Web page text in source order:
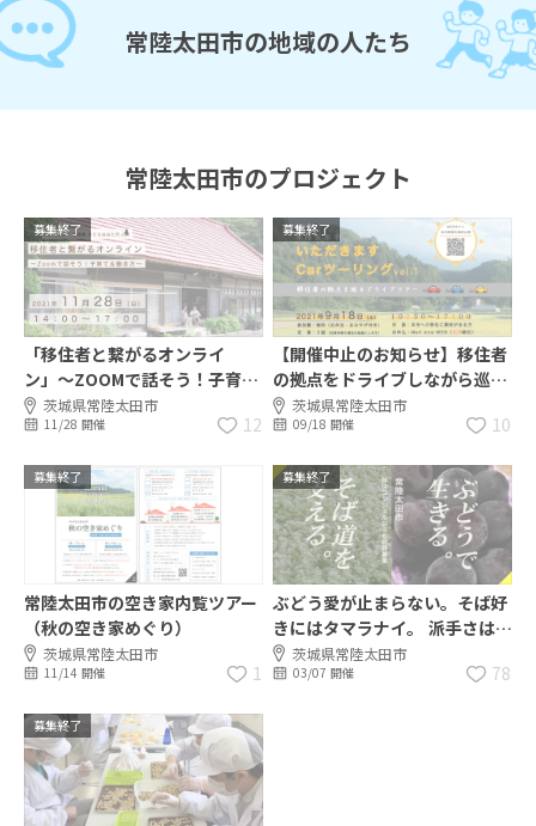
常陸太田市の地域の人たち
常陸太田市のプロジェクト
募集終了
「移住者と繋がるオンライ
ン」〜ZOOMで話そう！子育て
＆働き方〜
茨城県常陸太田市
11/28 開催 12
募集終了
【開催中止のお知らせ】移住者
の拠点をドライブしながら巡
り、学びある楽しい時間を共有
しませんか？
茨城県常陸太田市
09/18 開催 10
募集終了
常陸太田市の空き家内覧ツアー
（秋の空き家めぐり）
茨城県常陸太田市
11/14 開催 1
募集終了
ぶどう愛が止まらない。そば好
きにはタマラナイ。 派手さはい
らない「つくり手」候補を探し
ています。
茨城県常陸太田市
03/07 開催 78
募集終了